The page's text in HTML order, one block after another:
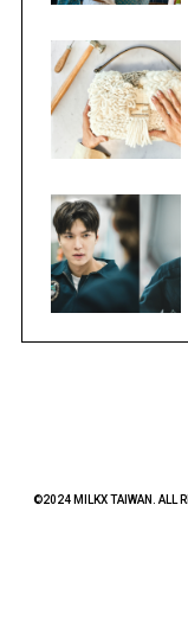
©2024 MILKX TAIWAN. ALL